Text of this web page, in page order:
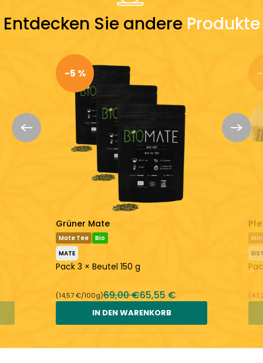
Zubereitung
Entdecken Sie mehr: Biomaté Mate
Entdecken Sie andere Produkte
-5 %
Grüner Mate
Mate Tee
Bio
MATE
Pack 3 × Beutel 150 g
(14,57 €/100g)69,00 €65,55 €
IN DEN WARENKORB